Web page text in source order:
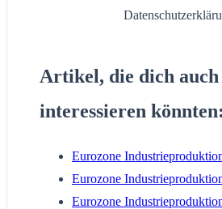
Artikel, die dich auch
interessieren könnten:
Eurozone
Eurozone
Eurozone